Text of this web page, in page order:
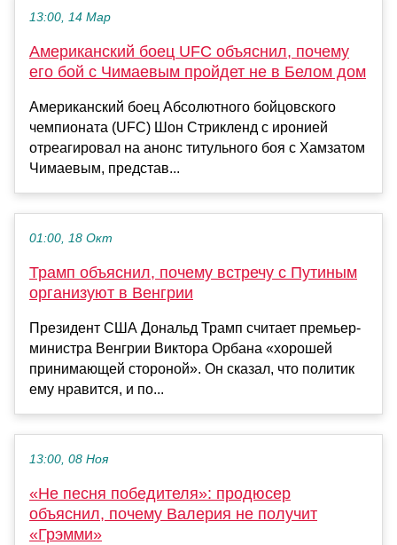
13:00, 14 Мар
Американский боец UFC объяснил, почему
его бой с Чимаевым пройдет не в Белом дом
Американский боец Абсолютного бойцовского
чемпионата (UFC) Шон Стрикленд с иронией
отреагировал на анонс титульного боя с Хамзатом
Чимаевым, представ...
01:00, 18 Окт
Трамп объяснил, почему встречу с Путиным
организуют в Венгрии
Президент США Дональд Трамп считает премьер-
министра Венгрии Виктора Орбана «хорошей
принимающей стороной». Он сказал, что политик
ему нравится, и по...
13:00, 08 Ноя
«Не песня победителя»: продюсер
объяснил, почему Валерия не получит
«Грэмми»